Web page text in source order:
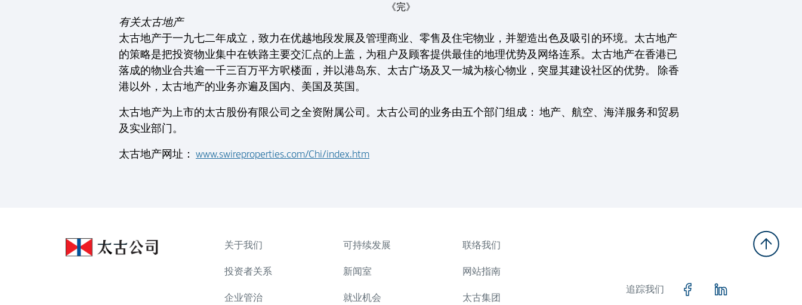
《完》
有关太古地产
太古地产于一九七二年成立，致力在优越地段发展及管理商业、零售及住宅物业，并塑造出色及吸引的环境。太古地产
的策略是把投资物业集中在铁路主要交汇点的上盖，为租户及顾客提供最佳的地理优势及网络连系。太古地产在香港已
落成的物业合共逾一千三百万平方呎楼面，并以港岛东、太古广场及又一城为核心物业，突显其建设社区的优势。 除香
港以外，太古地产的业务亦遍及国内、美国及英国。
太古地产为上市的太古股份有限公司之全资附属公司。太古公司的业务由五个部门组成： 地产、航空、海洋服务和贸易
及实业部门。
太古地产网址： www.swireproperties.com/Chi/index.htm
追踪我们
关于我们
投资者关系
企业管治
可持续发展
新闻室
就业机会
联络我们
网站指南
太古集团